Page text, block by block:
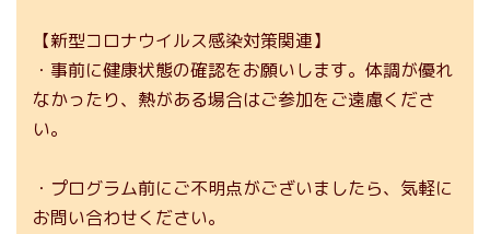
【新型コロナウイルス感染対策関連】
・事前に健康状態の確認をお願いします。体調が優れ
なかったり、熱がある場合はご参加をご遠慮くださ
い。
・プログラム前にご不明点がございましたら、気軽に
お問い合わせください。